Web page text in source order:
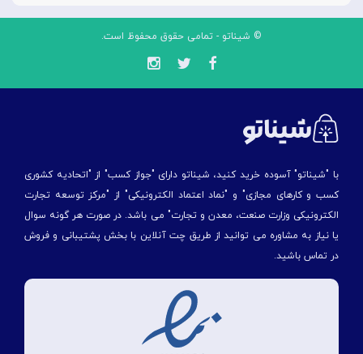
© شیناتو - تمامی حقوق محفوظ است.
با "شیناتو" آسوده خرید کنید، شیناتو دارای "جواز کسب" از "اتحادیه کشوری
کسب و کارهای مجازی" و "نماد اعتماد الکترونیکی" از "مركز توسعه تجارت
الكترونیكی وزارت صنعت، معدن و تجارت" می باشد. در صورت هر گونه سوال
یا نیاز به مشاوره می توانید از طریق چت آنلاین با بخش پشتیبانی و فروش
در تماس باشید.